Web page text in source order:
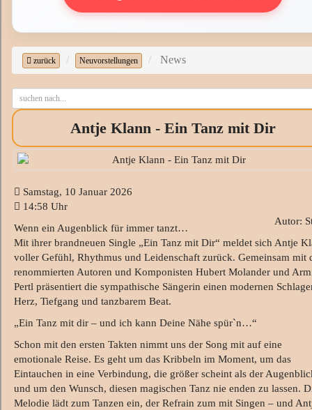
zurück Neuvorstellungen News
Antje Klann - Ein Tanz mit Dir
Samstag, 10 Januar 2026
14:58 Uhr
Autor:
Wenn ein Augenblick für immer tanzt…
Mit ihrer brandneuen Single „Ein Tanz mit Dir“ meldet sich Antje
voller Gefühl, Rhythmus und Leidenschaft zurück. Gemeinsam mit
renommierten Autoren und Komponisten Hubert Molander und
Pertl präsentiert die sympathische Sängerin einen modernen
Herz, Tiefgang und tanzbarem Beat.
„Ein Tanz mit dir – und ich kann Deine Nähe spür`n…“
Schon mit den ersten Takten nimmt uns der Song mit auf eine
emotionale Reise. Es geht um das Kribbeln im Moment, um das
Eintauchen in eine Verbindung, die größer scheint als der
und um den Wunsch, diesen magischen Tanz nie enden zu lassen.
Melodie lädt zum Tanzen ein, der Refrain zum mit Singen – und